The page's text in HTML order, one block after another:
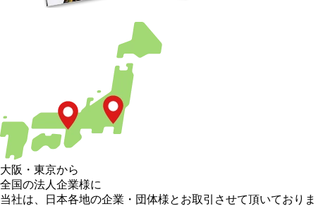
大阪 ・ 東京から
全国の法人企業様に
当社は、日本各地の企業・団体様とお取引させて頂いておりま